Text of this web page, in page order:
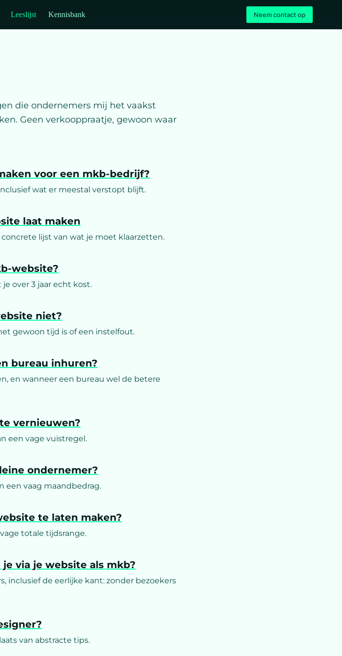
Leeslijst Kennisbank Neem contact op
die ondernemers mij het vaakst
Geen verkooppraatje, gewoon waar
voor een mkb-bedrijf?
wat er meestal verstopt blijft.
laat maken
lijst van wat je moet klaarzetten.
website?
over 3 jaar echt kost.
niet?
gewoon tijd is of een instelfout.
bureau inhuren?
en wanneer een bureau wel de betere
vernieuwen?
een vage vuistregel.
ondernemer?
een vaag maandbedrag.
te laten maken?
totale tijdsrange.
via je website als mkb?
inclusief de eerlijke kant: zonder bezoekers
van abstracte tips.